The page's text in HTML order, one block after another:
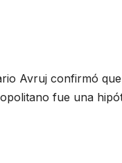
Avruj confirmó
fue una